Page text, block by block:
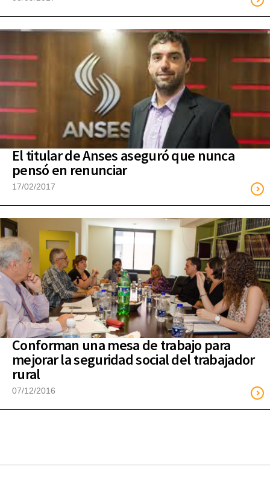
El titular de Anses aseguró que nunca
pensó en renunciar
17/02/2017
Conforman una mesa de trabajo para
mejorar la seguridad social del trabajador
rural
07/12/2016